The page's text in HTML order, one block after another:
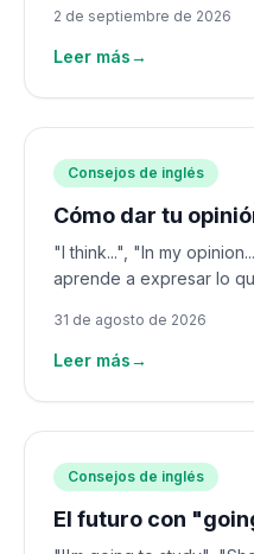
2 de septiembre de 2026
Leer más→
Consejos de inglés
Cómo dar tu
"I think...", "In my
aprende a expresar lo
31 de agosto de 2026
Leer más→
Consejos de inglés
El futuro con